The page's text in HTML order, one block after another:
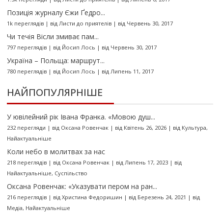
Позиція журналу Єжи Ґедро...
1k переглядів| від Листи до приятелів| від Червень 30, 2017
Чи течія Вісли змиває пам...
797 переглядів| від Йосип Лось | від Червень 30, 2017
Україна – Польща: маршрут...
780 переглядів| від Йосип Лось | від Липень 11, 2017
НАЙПОПУЛЯРНІШЕ
У ювілейний рік Івана Франка. «Мовою душ...
232 перегляди | від Оксана Ровенчак| від Квітень 26, 2026| від Культура,
Найактуальніше
Коли небо в молитвах за нас
218 переглядів| від Оксана Ровенчак| від Липень 17, 2023| від
Найактуальніше, Суспільство
Оксана Ровенчак: «Указувати пером на ран...
216 переглядів| від Христина Федоришин | від Березень 24, 2021 | від
Медіа, Найактуальніше